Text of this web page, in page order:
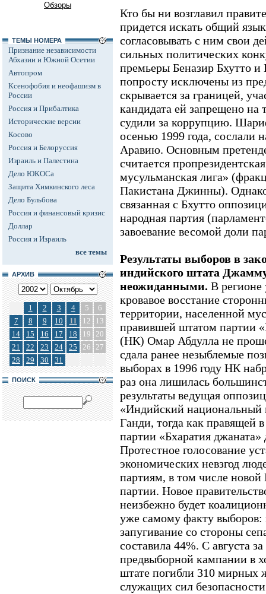
Обзоры
ТЕМЫ НОМЕРА
Признание независимости
Абхазии и Южной Осетии
Автопром
Ксенофобия и неофашизм в
России
Россия и Прибалтика
Исторические версии
Косово
Россия и Белоруссия
Израиль и Палестина
Дело ЮКОСа
Защита Химкинского леса
Дело Бульбова
Россия и финансовый кризис
Доллар
Россия и Израиль
все темы
АРХИВ
1 2 3 4 5
6
7
8 9 10 11 12
13
14
15 16 17 18 19 20
21
22 23 24 25 26 27
28
29 30 31
ПОИСК
Кто бы ни возглавил
придется искать общий
согласовывать с ним свои
сильных политических
премьеры Беназир Бхутто
попросту исключены из
скрывается за границей,
кандидата ей запрещено на
судили за коррупцию.
осенью 1999 года, сослали
Аравию. Основным
считается
мусульманская лига»
Пакистана Джинны).
связанная с Бхутто
народная партия
завоевание весомой доли
Результаты выборов в
индийского штата
неожиданными. В регионе
кровавое восстание
территории, населенной
правившей штатом партии
(НК) Омар Абдулла не
сдала ранее незыблемые
выборах в 1996 году НК
раз она лишилась
результаты ведущая
«Индийский национальный
Ганди, тогда как правящей
партии «Бхаратия
Протестное голосование
экономических невзгод
партиям, в том числе
партии. Новое
неизбежно будет
уже самому факту выборов:
запугивание со стороны
составила 44%. С августа
предвыборной кампании в
штате погибли 310 мирных
служащих сил